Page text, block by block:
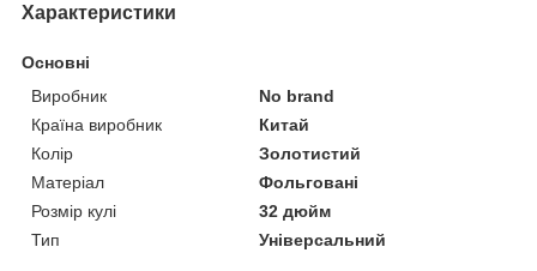
Характеристики
Основні
Виробник
No brand
Країна виробник
Китай
Колір
Золотистий
Матеріал
Фольговані
Розмір кулі
32 дюйм
Тип
Універсальний